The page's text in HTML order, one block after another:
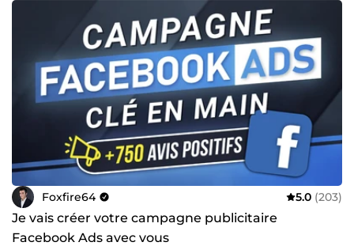
Foxfire64 5.0 (203)
Je vais créer votre campagne publicitaire
Facebook Ads avec vous